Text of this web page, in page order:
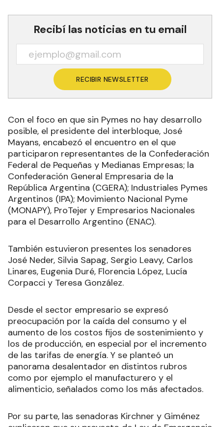
Recibí las noticias en tu email
RECIBIR NEWSLETTER
Con el foco en que sin Pymes no hay desarrollo
posible, el presidente del interbloque, José
Mayans, encabezó el encuentro en el que
participaron representantes de la Confederación
Federal de Pequeñas y Medianas Empresas; la
Confederación General Empresaria de la
República Argentina (CGERA); Industriales Pymes
Argentinos (IPA); Movimiento Nacional Pyme
(MONAPY), ProTejer y Empresarios Nacionales
para el Desarrollo Argentino (ENAC).
También estuvieron presentes los senadores
José Neder, Silvia Sapag, Sergio Leavy, Carlos
Linares, Eugenia Duré, Florencia López, Lucía
Corpacci y Teresa González.
Desde el sector empresario se expresó
preocupación por la caída del consumo y el
aumento de los costos fijos de sostenimiento y
los de producción, en especial por el incremento
de las tarifas de energía. Y se planteó un
panorama desalentador en distintos rubros
como por ejemplo el manufacturero y el
alimenticio, señalados como los más afectados.
Por su parte, las senadoras Kirchner y Giménez